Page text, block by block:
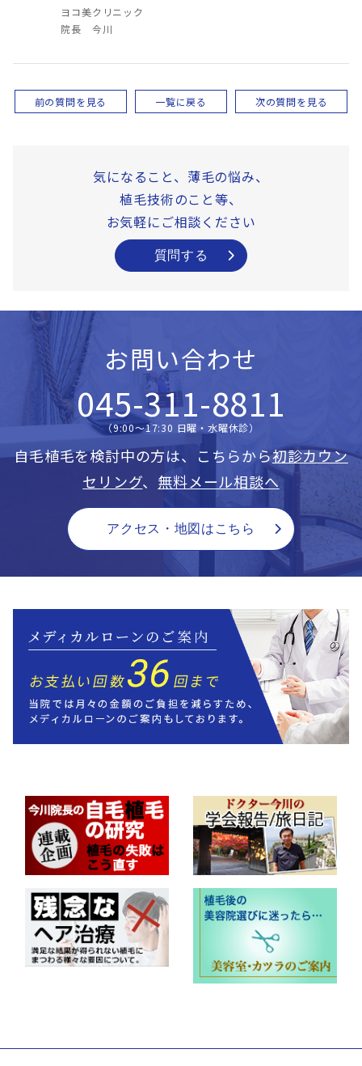
ヨコ美クリニック
院長 今川
前の質問を見る 一覧に戻る 次の質問を見る
気になること、薄毛の悩み、
植毛技術のこと等、
お気軽にご相談ください
質問する
お問い合わせ
045-311-8811
（9:00〜17:30 日曜・水曜休診）
自毛植毛を検討中の方は、こちらから初診カウン
セリング、 無料メール相談へ
アクセス・地図はこちら